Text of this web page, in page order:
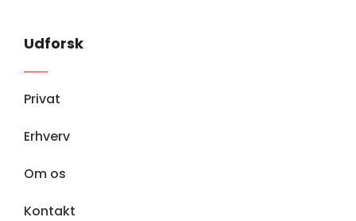
Udforsk
Privat
Erhverv
Om os
Kontakt